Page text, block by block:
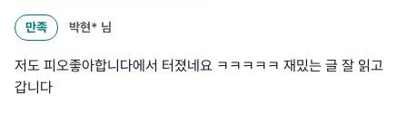
만족 박현* 님
저도 피오좋아합니다에서 터졌네요 ㅋㅋㅋㅋㅋ 재밌는 글 잘 읽고
갑니다